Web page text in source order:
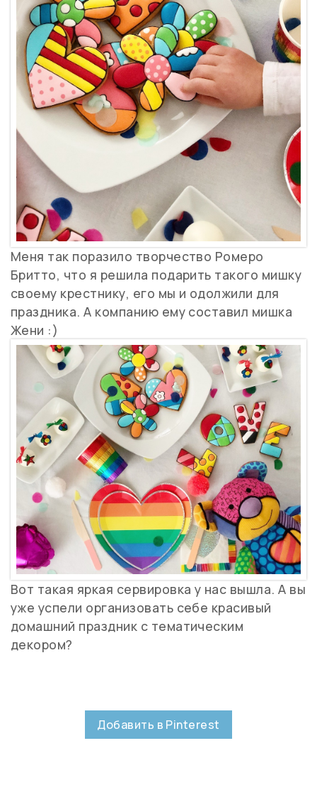
Меня так поразило творчество Ромеро
Бритто, что я решила подарить такого мишку
своему крестнику, его мы и одолжили для
праздника. А компанию ему составил мишка
Жени :)
Вот такая яркая сервировка у нас вышла. А вы
уже успели организовать себе красивый
домашний праздник с тематическим
декором?
Добавить в Pinterest